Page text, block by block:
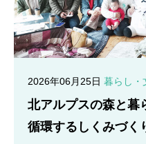
2026年06月25日 暮らし・
北アルプスの森と暮
循環するしくみづく